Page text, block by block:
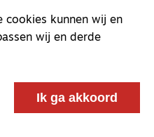
cookies kunnen wij en
wij en derde
Ik ga akkoord